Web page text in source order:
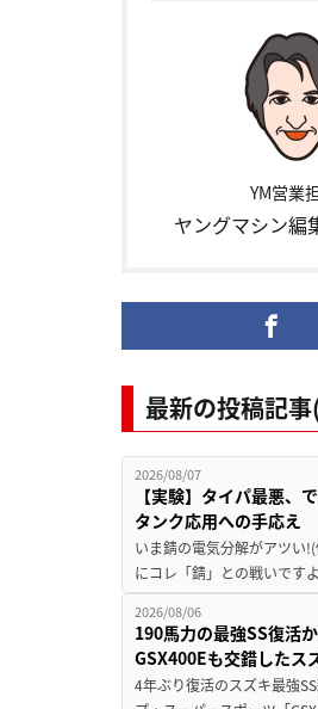
YM営業
ヤングマシン編
最新の投稿記
2026/08/07
【実験】タイパ最悪、
タンク応用への手応え
いま錆の電気分解がアツい
にコレ「錆」との戦いです
2026/08/06
190馬力の最強SS復活
GSX400Eも交錯したス
4年ぶり復活のスズキ最強